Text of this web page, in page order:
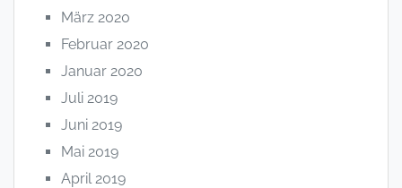
März 2020
Februar 2020
Januar 2020
Juli 2019
Juni 2019
Mai 2019
April 2019